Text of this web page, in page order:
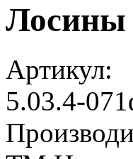
Артикул:
5.03.4-